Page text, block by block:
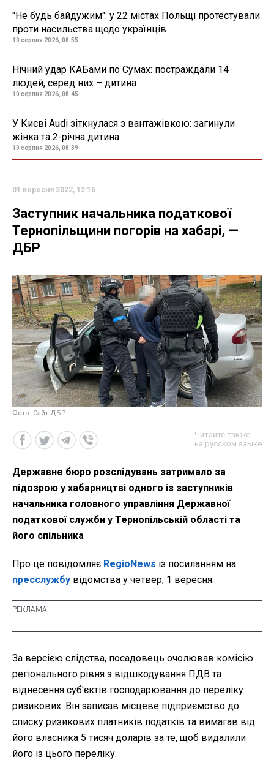
"Не будь байдужим": у 22 містах Польщі протестували
проти насильства щодо українців
10 серпня 2026, 08:55
Нічний удар КАБами по Сумах: постраждали 14
людей, серед них – дитина
10 серпня 2026, 08:45
У Києві Audi зіткнулася з вантажівкою: загинули
жінка та 2-річна дитина
10 серпня 2026, 08:39
01 вересня 2022, 12:16
Заступник начальника податкової
Тернопільщини погорів на хабарі, —
ДБР
Фото: Сайт ДБР
Читайте также
на русском языке
Державне бюро розслідувань затримало за
підозрою у хабарництві одного із заступників
начальника головного управління Державної
податкової служби у Тернопільській області та
його спільника
Про це повідомляє RegioNews із посиланням на
пресслужбу відомства у четвер, 1 вересня.
За версією слідства, посадовець очолював комісію
регіонального рівня з відшкодування ПДВ та
віднесення суб'єктів господарювання до переліку
ризикових. Він записав місцеве підприємство до
списку ризикових платників податків та вимагав від
його власника 5 тисяч доларів за те, щоб видалили
його із цього переліку.